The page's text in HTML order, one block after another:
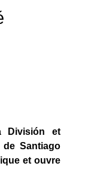
División et
Santiago
et ouvre